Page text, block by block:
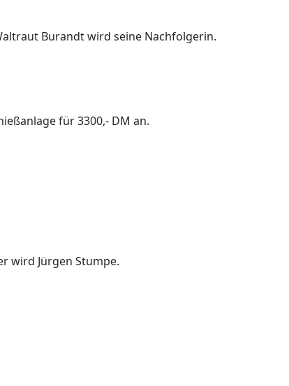
Burandt wird seine Nachfolgerin.
für 3300,- DM an.
wird Jürgen Stumpe.